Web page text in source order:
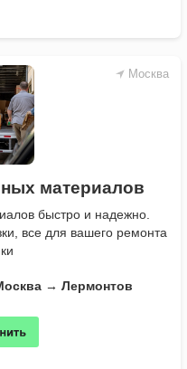
Москва
материалов
быстро и надежно.
все для вашего ремонта
→ Лермонтов